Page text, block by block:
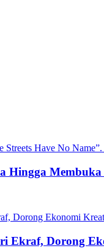
Hingga
Ekraf, Dorong